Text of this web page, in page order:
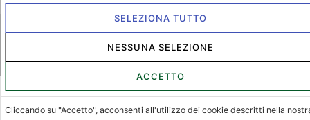
MHC - All rights reserved | privacy e cookie
SELEZIONA TUTTO
NESSUNA SELEZIONE
ACCETTO
Cliccando su "Accetto", acconsenti all'utilizzo dei cookie descritti nella